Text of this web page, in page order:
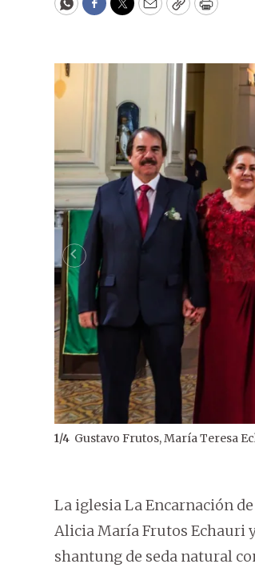
WhatsApp
Facebook
Twitter
EmailCopyPrint
1/4 Gustavo Frutos, María Teresa
La iglesia La Encarnación
Alicia María Frutos Echauri
shantung de seda natural